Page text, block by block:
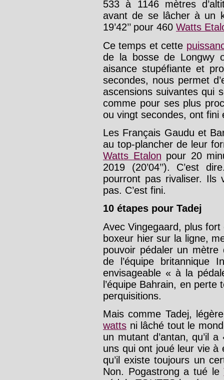
533 à 1146 mètres
avant de se lâcher à un
19’42’’ pour 460 Watts
Ce temps et cette
de la bosse de Longwy
aisance stupéfiante et
secondes, nous permet
ascensions suivantes qui
comme pour ses plus
ou vingt secondes, ont fini
Les Français Gaudu et
au top-plancher de leur
Watts Etalon pour 20
2019 (20’04’’). C’est
pourront pas rivaliser. Ils
pas. C’est fini.
10 étapes pour Tadej
Avec Vingegaard, plus fort
boxeur hier sur la ligne,
pouvoir pédaler un
de l’équipe britannique
envisageable « à la
l’équipe Bahrain, en
perquisitions.
Mais comme Tadej,
watts ni lâché tout le
un mutant d’antan, qu’il
uns qui ont joué leur vie à
qu’il existe toujours un
Non. Pogastrong a tué le